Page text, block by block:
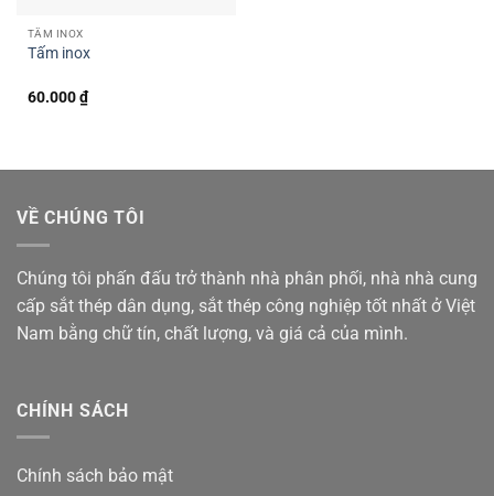
TẤM INOX
Tấm inox
60.000₫
VỀ CHÚNG TÔI
Chúng tôi phấn đấu trở thành nhà phân phối, nhà nhà cung
cấp sắt thép dân dụng, sắt thép công nghiệp tốt nhất ở Việt
Nam bằng chữ tín, chất lượng, và giá cả của mình.
CHÍNH SÁCH
Chính sách bảo mật